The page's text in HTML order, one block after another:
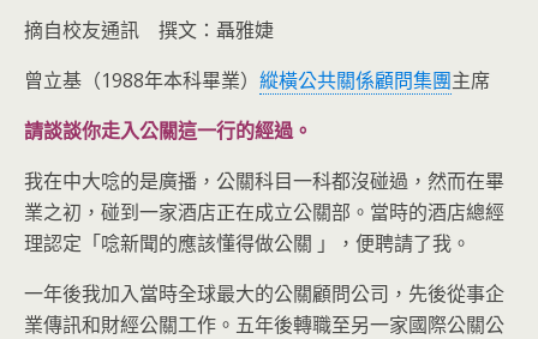
摘自校友通訊 撰文：聶雅婕
曾立基（1988年本科畢業） 縱橫公共關係顧問集團主席
請談談你走入公關這一行的經過。
我在中大唸的是廣播，公關科目一科都沒碰過，然而在畢
業之初，碰到一家酒店正在成立公關部。當時的酒店總經
理認定「唸新聞的應該懂得做公關 」，便聘請了我。
一年後我加入當時全球最大的公關顧問公司，先後從事企
業傳訊和財經公關工作。五年後轉職至另一家國際公關公